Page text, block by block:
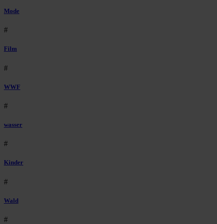
Mode
#
Film
#
WWF
#
wasser
#
Kinder
#
Wald
#